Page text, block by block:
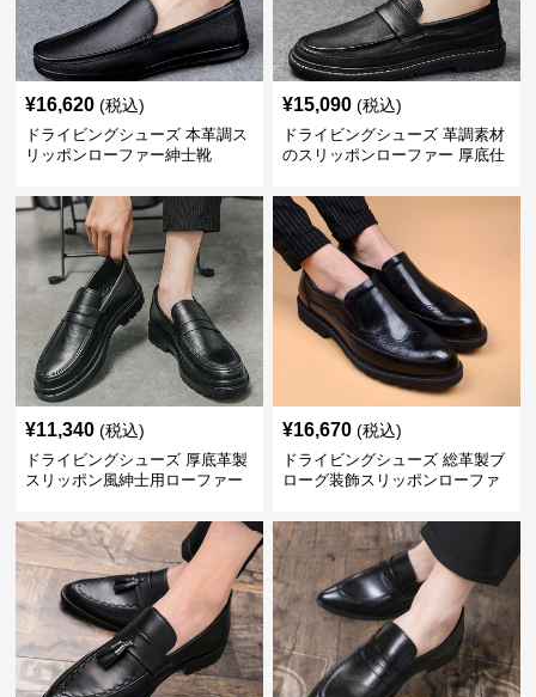
¥16,620 (税込)
ドライビングシューズ 本革調ス
リッポンローファー紳士靴
¥15,090 (税込)
ドライビングシューズ 革調素材
のスリッポンローファー 厚底仕
¥11,340 (税込)
ドライビングシューズ 厚底革製
スリッポン風紳士用ローファー
¥16,670 (税込)
ドライビングシューズ 総革製ブ
ローグ装飾スリッポンローファ